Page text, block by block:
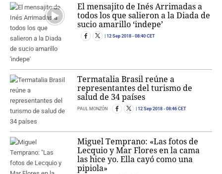
El mensajito de Inés Arrimadas a
todos los que salieron a la Diada de
sucio amarillo ‘indepe’
12 Sep 2018 - 08:40 CET
Termatalia Brasil reúne a
representantes del turismo de
salud de 34 países
PAUL MONZÓN 12 Sep 2018 - 08:46 CET
Miguel Temprano: «Las fotos de
Lecquio y Mar Flores en la cama
las hice yo. Ella cayó como una
pipiola»